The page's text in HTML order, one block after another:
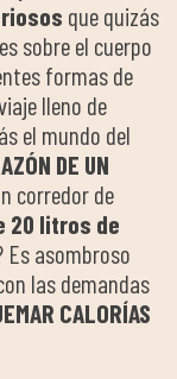
que quizás
sobre el cuerpo
formas de
lleno de
el mundo del
DE UN
corredor de
20 litros de
asombroso
las demandas
CALORÍAS